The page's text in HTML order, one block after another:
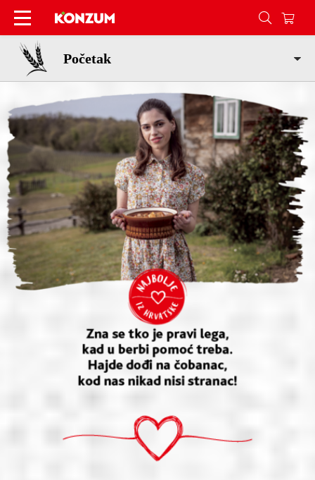
Najbolje iz Hrvatske Slavonija - Konzum
Početak
Posebna ponuda
Mali proizvođači
Slavonska jela